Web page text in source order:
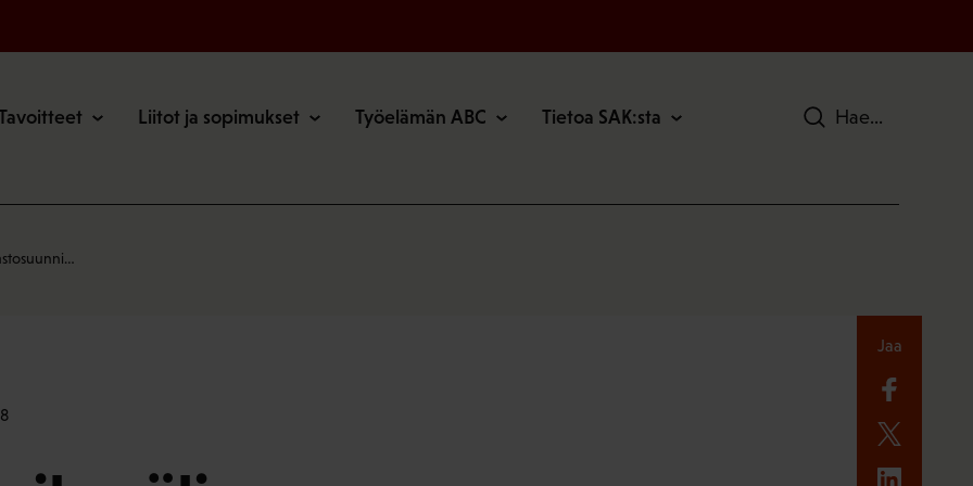
Liitot ja sopimukset Työelämän ABC Tietoa SAK:sta Hae
Jaa